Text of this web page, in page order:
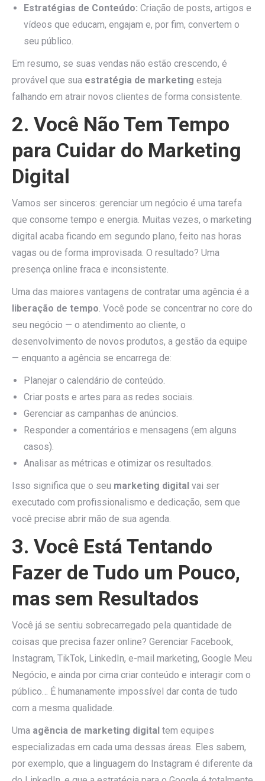
Estratégias de Conteúdo: Criação de posts, artigos e
vídeos que educam, engajam e, por fim, convertem o
seu público.
Em resumo, se suas vendas não estão crescendo, é
provável que sua estratégia de marketing esteja
falhando em atrair novos clientes de forma consistente.
2. Você Não Tem Tempo
para Cuidar do Marketing
Digital
Vamos ser sinceros: gerenciar um negócio é uma tarefa
que consome tempo e energia. Muitas vezes, o marketing
digital acaba ficando em segundo plano, feito nas horas
vagas ou de forma improvisada. O resultado? Uma
presença online fraca e inconsistente.
Uma das maiores vantagens de contratar uma agência é a
liberação de tempo. Você pode se concentrar no core do
seu negócio — o atendimento ao cliente, o
desenvolvimento de novos produtos, a gestão da equipe
— enquanto a agência se encarrega de:
Planejar o calendário de conteúdo.
Criar posts e artes para as redes sociais.
Gerenciar as campanhas de anúncios.
Responder a comentários e mensagens (em alguns
casos).
Analisar as métricas e otimizar os resultados.
Isso significa que o seu marketing digital vai ser
executado com profissionalismo e dedicação, sem que
você precise abrir mão de sua agenda.
3. Você Está Tentando
Fazer de Tudo um Pouco,
mas sem Resultados
Você já se sentiu sobrecarregado pela quantidade de
coisas que precisa fazer online? Gerenciar Facebook,
Instagram, TikTok, LinkedIn, e-mail marketing, Google Meu
Negócio, e ainda por cima criar conteúdo e interagir com o
público… É humanamente impossível dar conta de tudo
com a mesma qualidade.
Uma agência de marketing digital tem equipes
especializadas em cada uma dessas áreas. Eles sabem,
por exemplo, que a linguagem do Instagram é diferente da